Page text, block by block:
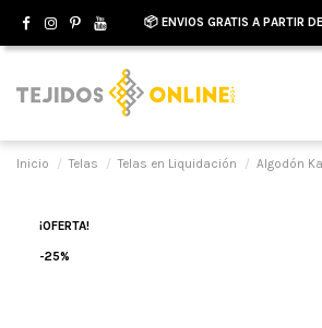
📦 ENVIOS GRATIS A PARTIR
Inicio Telas Telas en Liquidación Algodón
¡OFERTA!
-25%